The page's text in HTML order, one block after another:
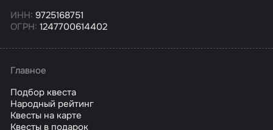
ИНН: 9725168751
ОГРН: 1247700614402
Главное
Подбор квеста
Народный рейтинг
Квесты на карте
Квесты в подарок